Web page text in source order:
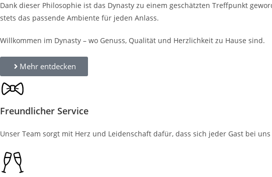
Dank dieser Philosophie ist das Dynasty zu einem geschätzten Treffpunkt
stets das passende Ambiente für jeden Anlass.
Willkommen im Dynasty – wo Genuss, Qualität und Herzlichkeit zu Hause sind.
Mehr entdecken
Freundlicher Service
Unser Team sorgt mit Herz und Leidenschaft dafür, dass sich jeder Gast bei